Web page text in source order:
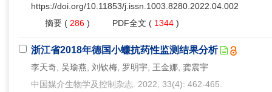
https://doi.org/10.11853/j.issn.1003.8280.2022.04.002
摘要 ( 286 ) PDF全文 ( 1344 )
浙江省2018年德国小蠊抗药性监测结果分析
李天奇, 吴瑜燕, 刘钦梅, 罗明宇, 王金娜, 龚震宇
中国媒介生物学及控制杂志. 2022, 33(4): 462-465.